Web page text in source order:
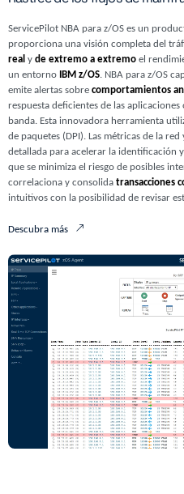
ServicePilot NBA para z/OS es un
proporciona una visión completa del
real y de extremo a extremoel
un entorno
IBM z/OS. NBA para z/OS
emite alertas sobre comportamientos
respuesta deficientes de las
banda. Esta innovadora herramienta
de paquetes (DPI). Las métricas de la
detallada para acelerar la identificación
que se minimiza el riesgo de posibles
correlaciona y consolida transacciones
intuitivos con la posibilidad de revisar
Descubra más